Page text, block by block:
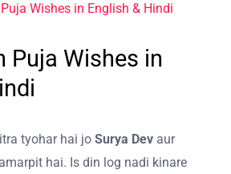
Wishes in English & Hindi
Puja Wishes in
tyohar hai jo Surya Dev aur
hai. Is din log nadi kinare